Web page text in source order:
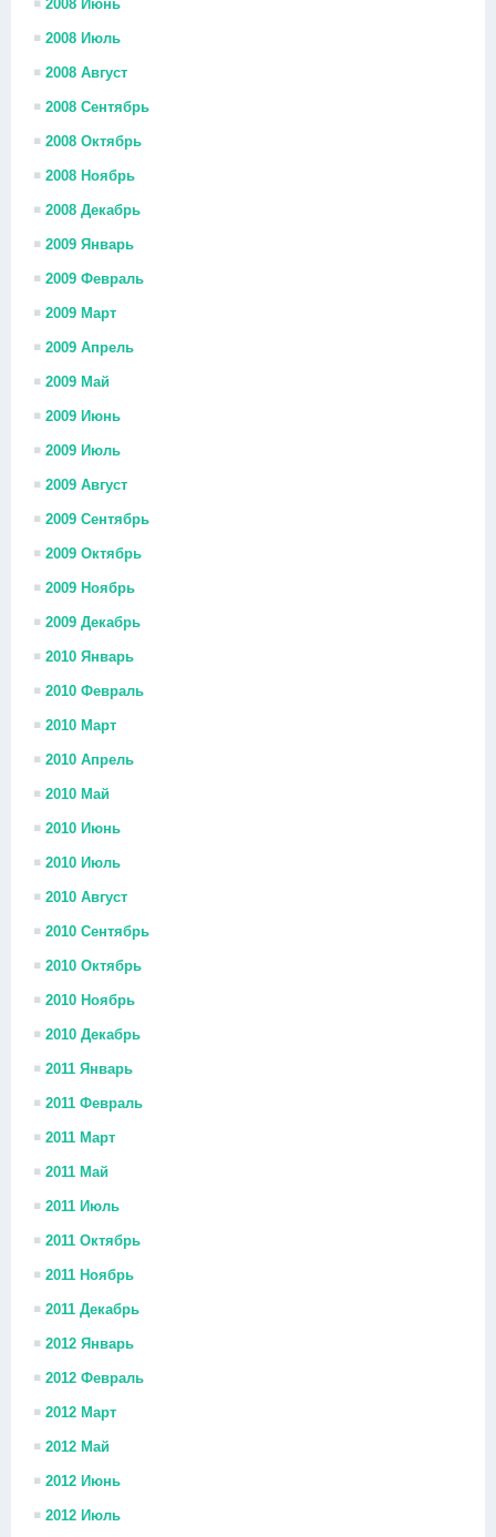
2008 Июнь
2008 Июль
2008 Август
2008 Сентябрь
2008 Октябрь
2008 Ноябрь
2008 Декабрь
2009 Январь
2009 Февраль
2009 Март
2009 Апрель
2009 Май
2009 Июнь
2009 Июль
2009 Август
2009 Сентябрь
2009 Октябрь
2009 Ноябрь
2009 Декабрь
2010 Январь
2010 Февраль
2010 Март
2010 Апрель
2010 Май
2010 Июнь
2010 Июль
2010 Август
2010 Сентябрь
2010 Октябрь
2010 Ноябрь
2010 Декабрь
2011 Январь
2011 Февраль
2011 Март
2011 Май
2011 Июль
2011 Октябрь
2011 Ноябрь
2011 Декабрь
2012 Январь
2012 Февраль
2012 Март
2012 Май
2012 Июнь
2012 Июль